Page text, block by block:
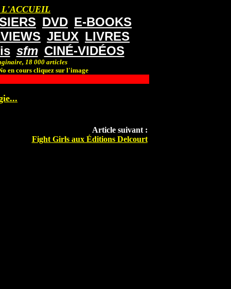
L'ACCUEIL
DVD E-BOOKS
JEUX LIVRES
sfm CINÉ-VIDÉOS
18 000 articles
en cours cliquez sur l'image
Article suivant :
Fight Girls aux Éditions Delcourt